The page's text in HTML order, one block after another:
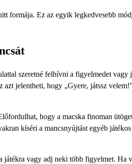
formája. Ez az egyik legkedvesebb
szeretné felhívni a figyelmedet vagy
azt jelentheti, hogy „Gyere, játssz
hogy a macska finoman
kíséri a mancsnyújtást egyéb játékos
játékra vagy adj neki több figyelmet. Ha